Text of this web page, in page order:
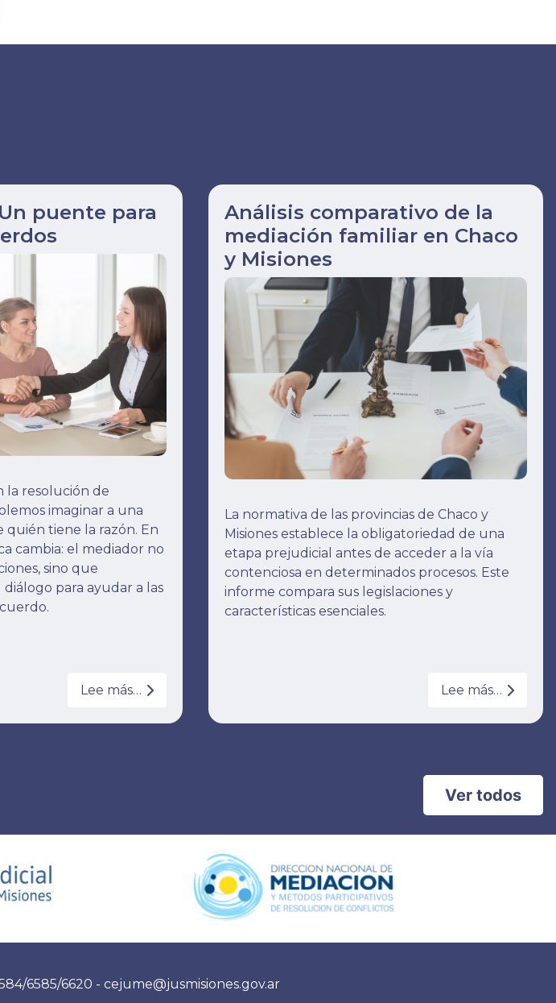
puente para
la resolución de
imaginar a una
tiene la razón. En
cambia: el mediador no
sino que
para ayudar a las
Lee más…
Análisis comparativo de la
mediación familiar en Chaco
y Misiones
La normativa de las provincias de Chaco y
Misiones establece la obligatoriedad de una
etapa prejudicial antes de acceder a la vía
contenciosa en determinados procesos. Este
informe compara sus legislaciones y
características esenciales.
Lee más…
Ver todos
6585/6620 - cejume@jusmisiones.gov.ar